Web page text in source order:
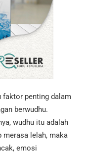
faktor penting dalam
berwudhu.
wudhu itu adalah
merasa lelah, maka
emosi